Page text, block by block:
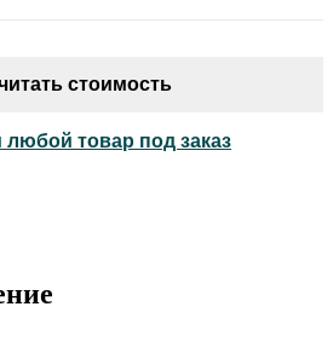
стоимость
товар под заказ